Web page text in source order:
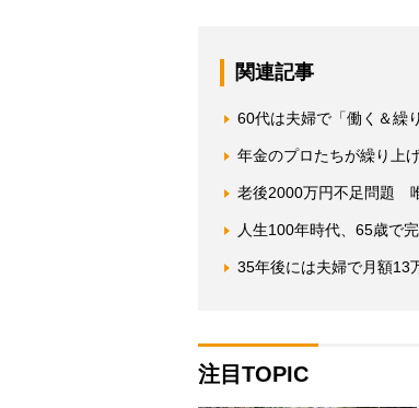
関連記事
60代は夫婦で「働く＆繰
年金のプロたちが繰り上
老後2000万円不足問題
人生100年時代、65歳で
35年後には夫婦で月額
注目TOPIC